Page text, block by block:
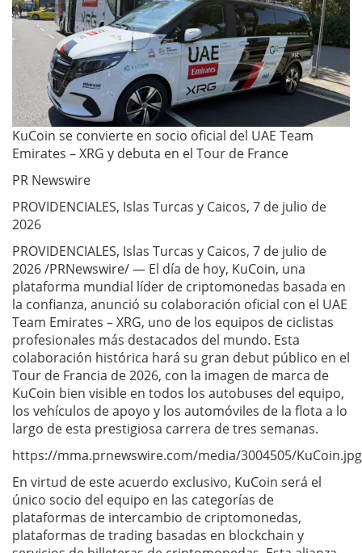
KuCoin se convierte en socio oficial del UAE Team
Emirates – XRG y debuta en el Tour de France
PR Newswire
PROVIDENCIALES, Islas Turcas y Caicos, 7 de julio de
2026
PROVIDENCIALES, Islas Turcas y Caicos, 7 de julio de
2026 /PRNewswire/ — El día de hoy, KuCoin, una
plataforma mundial líder de criptomonedas basada en
la confianza, anunció su colaboración oficial con el UAE
Team Emirates – XRG, uno de los equipos de ciclistas
profesionales más destacados del mundo. Esta
colaboración histórica hará su gran debut público en el
Tour de Francia de 2026, con la imagen de marca de
KuCoin bien visible en todos los autobuses del equipo,
los vehículos de apoyo y los automóviles de la flota a lo
largo de esta prestigiosa carrera de tres semanas.
https://mma.prnewswire.com/media/3004505/KuCoin.jpg
En virtud de este acuerdo exclusivo, KuCoin será el
único socio del equipo en las categorías de
plataformas de intercambio de criptomonedas,
plataformas de trading basadas en blockchain y